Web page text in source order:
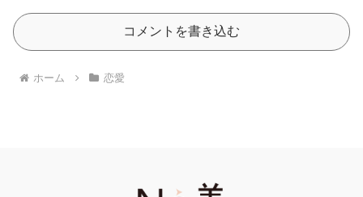
コメントを書き込む
ホーム 恋愛